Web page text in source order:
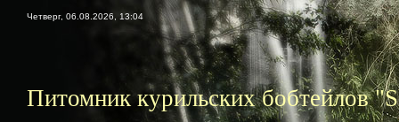
Четверг, 06.08.2026, 13:04
Питомник курильских бобтейлов